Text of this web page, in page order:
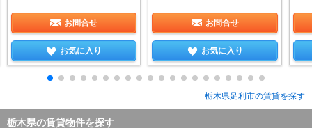
お問合せ
お気に入り
お問合せ
お気に入り
栃木県足利市の賃貸を探す
栃木県の賃貸物件を探す